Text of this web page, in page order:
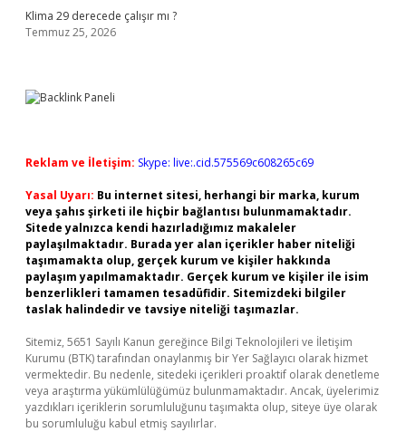
Klima 29 derecede çalışır mı ?
Temmuz 25, 2026
Reklam ve İletişim: Skype: live:.cid.575569c608265c69
Yasal Uyarı: Bu internet sitesi, herhangi bir marka, kurum
veya şahıs şirketi ile hiçbir bağlantısı bulunmamaktadır.
Sitede yalnızca kendi hazırladığımız makaleler
paylaşılmaktadır. Burada yer alan içerikler haber niteliği
taşımamakta olup, gerçek kurum ve kişiler hakkında
paylaşım yapılmamaktadır. Gerçek kurum ve kişiler ile isim
benzerlikleri tamamen tesadüfidir. Sitemizdeki bilgiler
taslak halindedir ve tavsiye niteliği taşımazlar.
Sitemiz, 5651 Sayılı Kanun gereğince Bilgi Teknolojileri ve İletişim
Kurumu (BTK) tarafından onaylanmış bir Yer Sağlayıcı olarak hizmet
vermektedir. Bu nedenle, sitedeki içerikleri proaktif olarak denetleme
veya araştırma yükümlülüğümüz bulunmamaktadır. Ancak, üyelerimiz
yazdıkları içeriklerin sorumluluğunu taşımakta olup, siteye üye olarak
bu sorumluluğu kabul etmiş sayılırlar.